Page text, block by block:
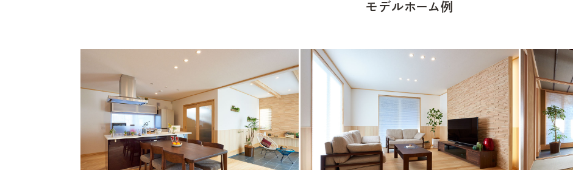
モデルホーム例